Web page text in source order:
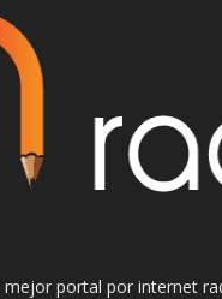
portal por internet